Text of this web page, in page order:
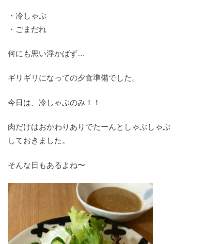
・冷しゃぶ
・ごまだれ
何にも思い浮かばず…
ギリギリになっての夕食準備でした。
今日は、冷しゃぶのみ！！
肉だけはおかわりありでたーんとしゃぶしゃぶ
しておきました。
そんな日もあるよね〜